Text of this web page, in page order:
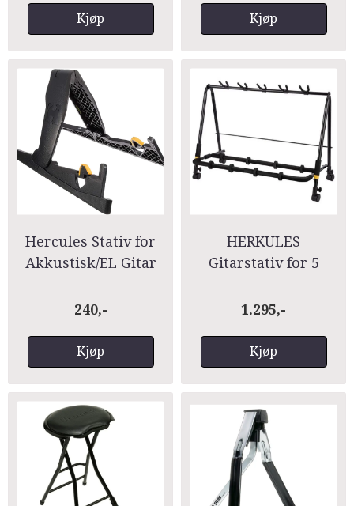
Kjøp Kjøp
Hercules Stativ for
Akkustisk/EL Gitar
240,-
Kjøp
HERKULES
Gitarstativ for 5
525B
1.295,-
Kjøp